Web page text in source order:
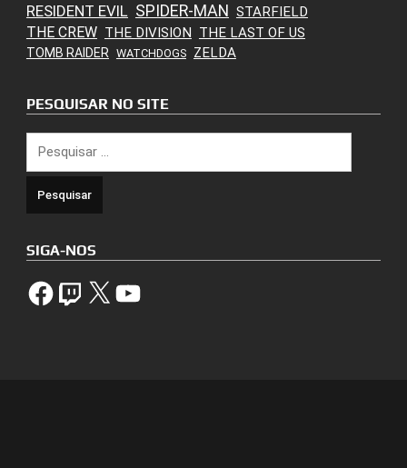
RESIDENT EVIL SPIDER-MAN STARFIELD
THE CREW THE DIVISION THE LAST OF US
TOMB RAIDER WATCHDOGS ZELDA
PESQUISAR NO SITE
por:
SIGA-NOS
FacebookTwitch X YouTube